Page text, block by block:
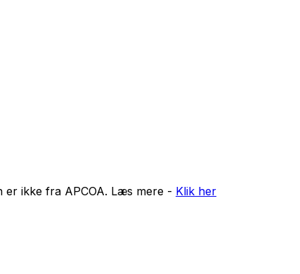
er ikke fra APCOA. Læs mere - Klik her